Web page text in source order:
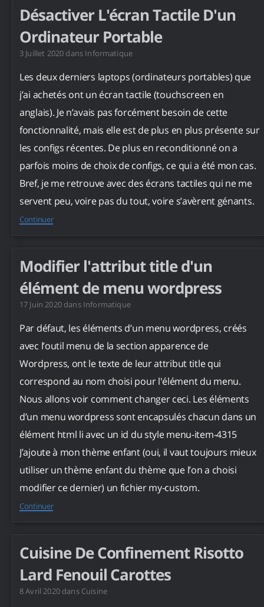
Désactiver L'écran Tactile D'un
Ordinateur Portable
3 Juillet 2020 dans Informatique
Les deux derniers laptops (ordinateurs portables) que
j’ai achetés ont un écran tactile (touchscreen en
anglais). Je n’avais pas forcément besoin de cette
fonctionnalité, mais elle est de plus en plus présente sur
les configs récentes. De plus en reconditionné on a
parfois moins de choix de configs, ce qui a été mon cas.
Bref, je me retrouve avec des écrans tactiles qui ne me
servent peu, voire pas du tout, voire s’avèrent génants.
Continuer
Modifier l'attribut title d'un
élément de menu wordpress
17 Juin 2020 dans Informatique
Par défaut, les éléments d’un menu wordpress, créés
avec l’outil menu de la section apparence de
Wordpress, ont le texte de leur attribut title qui
correspond au nom choisi pour l'élément du menu.
Nous allons voir comment changer ceci. Les éléments
d’un menu wordpress sont encapsulés chacun dans un
élément html li avec un id du style menu-item-4315
J’ajoute à mon thème enfant (oui, il vaut toujours mieux
utiliser un thème enfant du thème que l’on a choisi
modifier ce dernier) un fichier my-custom.
Continuer
Cuisine De Confinement Risotto
Lard Fenouil Carottes
8 Avril 2020 dans Cuisine